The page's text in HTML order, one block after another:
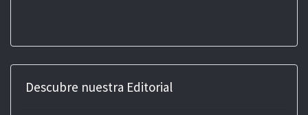
Descubre nuestra Editorial